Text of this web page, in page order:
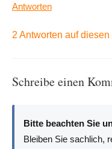
Antworten
2 Antworten auf
Schreibe einen
Bitte beachten Sie
Bleiben Sie sachlich,